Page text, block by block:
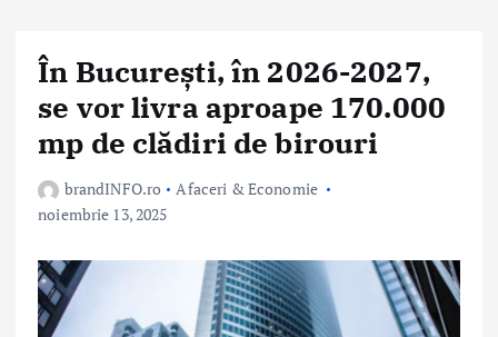
În București, în 2026-2027,
se vor livra aproape 170.000
mp de clădiri de birouri
brandINFO.ro
Afaceri & Economie
noiembrie 13, 2025